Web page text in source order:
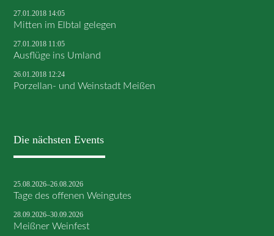
27.01.2018 14:05
Mitten im Elbtal gelegen
27.01.2018 11:05
Ausflüge ins Umland
26.01.2018 12:24
Porzellan- und Weinstadt Meißen
Die nächsten Events
25.08.2026–26.08.2026
Tage des offenen Weingutes
28.09.2026–30.09.2026
Meißner Weinfest